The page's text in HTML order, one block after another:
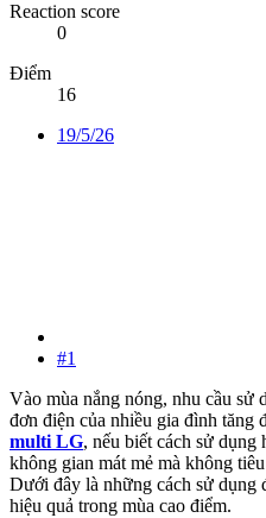
Reaction score
0
Điểm
16
19/5/26
#1
Vào mùa nắng nóng, nhu cầu sử
đơn điện của nhiều gia đình tăng
multi LG, nếu biết cách sử dụng
không gian mát mẻ mà không
Dưới đây là những cách sử dụng
hiệu quả trong mùa cao điểm.